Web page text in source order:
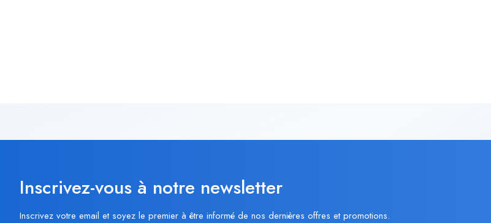
Inscrivez-vous à notre newsletter
Inscrivez votre email et soyez le premier à être informé de nos dernières offres et promotions.